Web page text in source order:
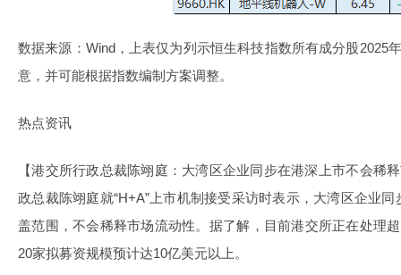
数据来源：Wind，上表仅为列示恒生科技指数所有成分股2025
意，并可能根据指数编制方案调整。
热点资讯
【港交所行政总裁陈翊庭：大湾区企业同步在港深上市不会稀
政总裁陈翊庭就“H+A”上市机制接受采访时表示，大湾区企业
盖范围，不会稀释市场流动性。据了解，目前港交所正在处理
20家拟募资规模预计达10亿美元以上。